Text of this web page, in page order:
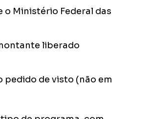
o Ministério Federal das
liberado
pedido de visto (não em